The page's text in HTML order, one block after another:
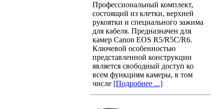
Профессиональный комплект,
состоящий из клетки, верхней
рукоятки и специального зажима
для кабеля. Предназначен для
камер Canon EOS R5/R5C/R6.
Ключевой особенностью
представленной конструкции
является свободный доступ ко
всем функциям камеры, в том
числе [Подробнее ...]